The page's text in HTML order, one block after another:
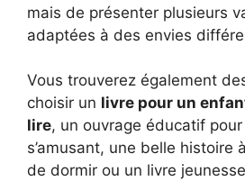
mais de présenter plusieurs
adaptées à des envies
Vous trouverez également
choisir un livre pour un
lire, un ouvrage éducatif
s’amusant, une belle histoire
de dormir ou un livre